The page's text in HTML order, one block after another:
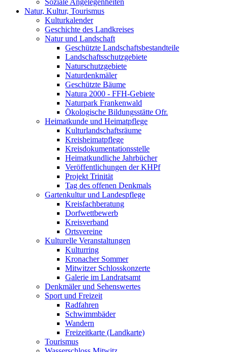
Soziale Angelegenheiten
Natur, Kultur, Tourismus
Kulturkalender
Geschichte des Landkreises
Natur und Landschaft
Geschützte Landschaftsbestandteile
Landschaftsschutzgebiete
Naturschutzgebiete
Naturdenkmäler
Geschützte Bäume
Natura 2000 - FFH-Gebiete
Naturpark Frankenwald
Ökologische Bildungsstätte Ofr.
Heimatkunde und Heimatpflege
Kulturlandschaftsräume
Kreisheimatpflege
Kreisdokumentationsstelle
Heimatkundliche Jahrbücher
Veröffentlichungen der KHPf
Projekt Trinität
Tag des offenen Denkmals
Gartenkultur und Landespflege
Kreisfachberatung
Dorfwettbewerb
Kreisverband
Ortsvereine
Kulturelle Veranstaltungen
Kulturring
Kronacher Sommer
Mitwitzer Schlosskonzerte
Galerie im Landratsamt
Denkmäler und Sehenswertes
Sport und Freizeit
Radfahren
Schwimmbäder
Wandern
Freizeitkarte (Landkarte)
Tourismus